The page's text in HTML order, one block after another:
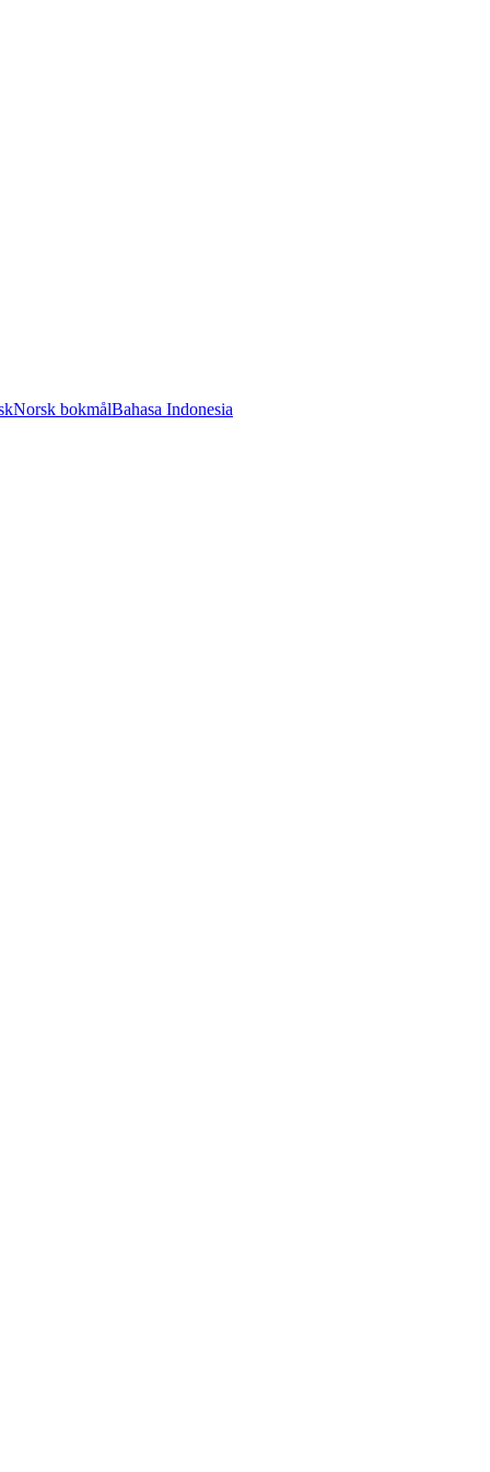
Norsk bokmålBahasa Indonesia